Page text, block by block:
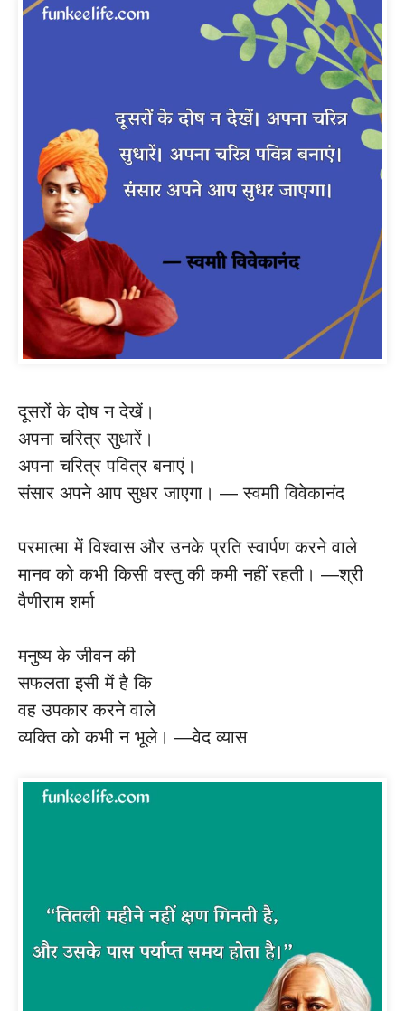
दूसरों के दोष न देखें।
अपना चरित्र सुधारें।
अपना चरित्र पवित्र बनाएं।
संसार अपने आप सुधर जाएगा। — स्वमाी विवेकानंद
परमात्मा में विश्वास और उनके प्रति स्वार्पण करने वाले
मानव को कभी किसी वस्तु की कमी नहीं रहती। —श्री
वैणीराम शर्मा
मनुष्य के जीवन की
सफलता इसी में है कि
वह उपकार करने वाले
व्यक्ति को कभी न भूले। —वेद व्यास